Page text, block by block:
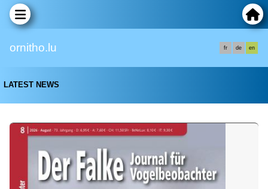
ornitho.lu fr de en
LATEST NEWS